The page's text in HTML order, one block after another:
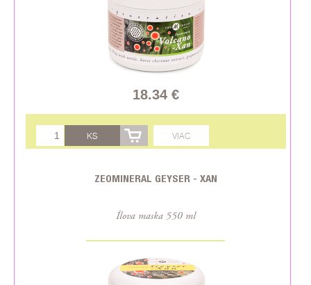
18.34 €
KS VIAC
ZEOMINERAL GEYSER - XAN
Ílova maska 550 ml